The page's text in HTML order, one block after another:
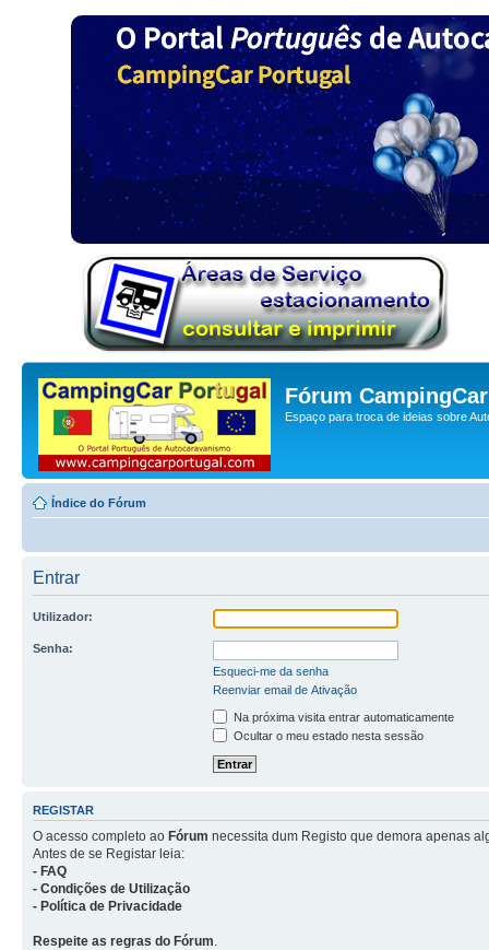
Fórum
Espaço para troca de ideias sobre
Índice do Fórum
Entrar
Utilizador:
Senha:
Esqueci-me da senha
Reenviar email de Ativação
Na próxima visita entrar automaticamente
Ocultar o meu estado nesta sessão
REGISTAR
O acesso completo ao Fórum necessita dum Registo que demora apenas
Antes de se Registar leia:
- FAQ
- Condições de Utilização
- Política de Privacidade
Respeite as regras do Fórum